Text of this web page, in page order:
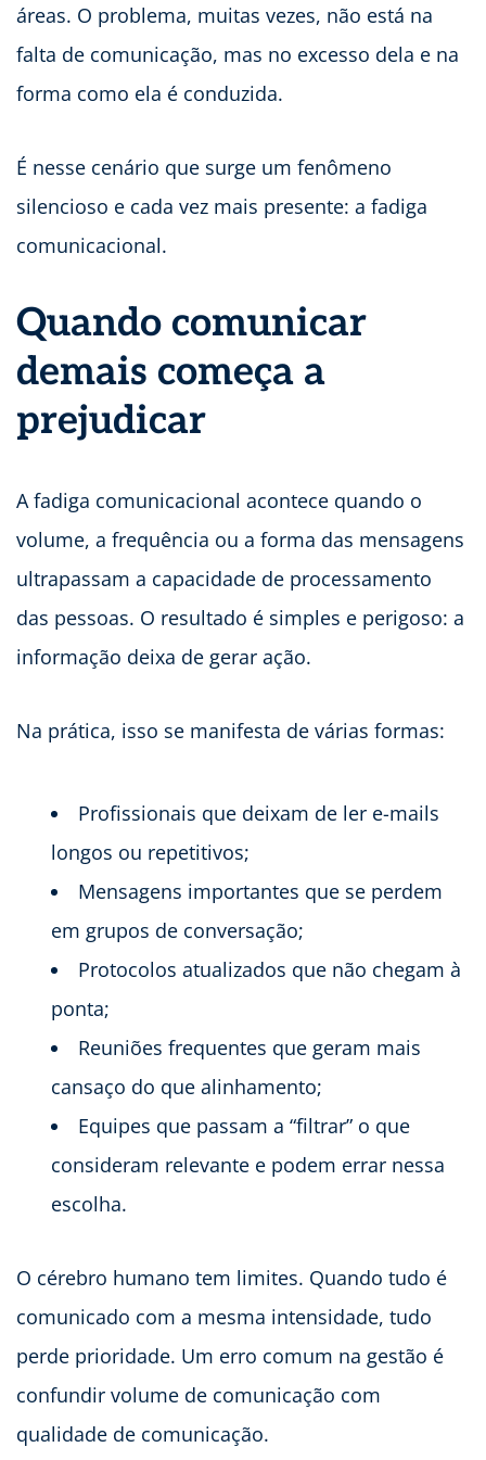
áreas. O problema, muitas vezes, não está na
falta de comunicação, mas no excesso dela e na
forma como ela é conduzida.
É nesse cenário que surge um fenômeno
silencioso e cada vez mais presente: a fadiga
comunicacional.
Quando comunicar
demais começa a
prejudicar
A fadiga comunicacional acontece quando o
volume, a frequência ou a forma das mensagens
ultrapassam a capacidade de processamento
das pessoas. O resultado é simples e perigoso: a
informação deixa de gerar ação.
Na prática, isso se manifesta de várias formas:
Profissionais que deixam de ler e-mails
longos ou repetitivos;
Mensagens importantes que se perdem
em grupos de conversação;
Protocolos atualizados que não chegam à
ponta;
Reuniões frequentes que geram mais
cansaço do que alinhamento;
Equipes que passam a “filtrar” o que
consideram relevante e podem errar nessa
escolha.
O cérebro humano tem limites. Quando tudo é
comunicado com a mesma intensidade, tudo
perde prioridade. Um erro comum na gestão é
confundir volume de comunicação com
qualidade de comunicação.